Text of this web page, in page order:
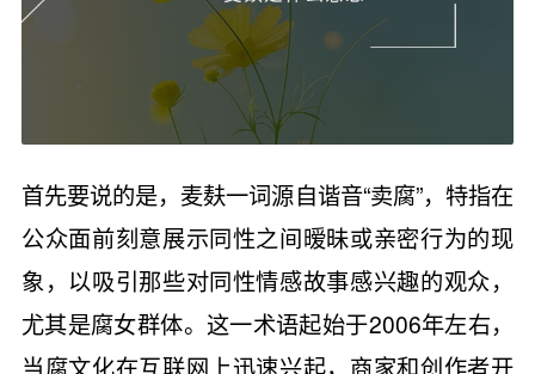
首先要说的是，麦麸一词源自谐音“卖腐”，特指在
公众面前刻意展示同性之间暧昧或亲密行为的现
象，以吸引那些对同性情感故事感兴趣的观众，
尤其是腐女群体。这一术语起始于2006年左右，
当腐文化在互联网上迅速兴起，商家和创作者开